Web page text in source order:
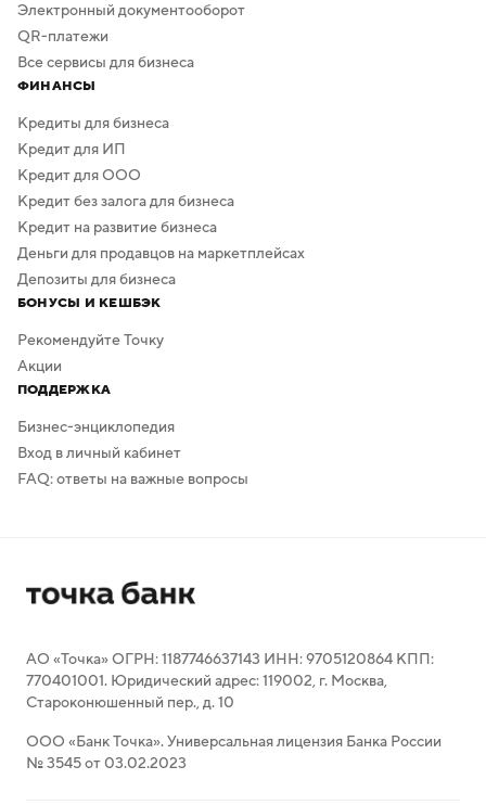
Электронный документооборот
QR-платежи
Все сервисы для бизнеса
ФИНАНСЫ
Кредиты для бизнеса
Кредит для ИП
Кредит для ООО
Кредит без залога для бизнеса
Кредит на развитие бизнеса
Деньги для продавцов на маркетплейсах
Депозиты для бизнеса
БОНУСЫ И КЕШБЭК
Рекомендуйте Точку
Акции
ПОДДЕРЖКА
Бизнес-энциклопедия
Вход в личный кабинет
FAQ: ответы на важные вопросы
АО «Точка» ОГРН: 1187746637143 ИНН: 9705120864 КПП:
770401001. Юридический адрес: 119002, г. Москва,
Староконюшенный пер., д. 10
ООО «Банк Точка». Универсальная лицензия Банка России
№ 3545 от 03.02.2023